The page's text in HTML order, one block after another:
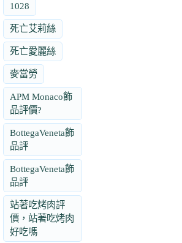
1028
死亡艾莉絲
死亡愛麗絲
麥當勞
APM Monaco飾
品評價?
BottegaVeneta飾
品評
BottegaVeneta飾
品評
站著吃烤肉評
價，站著吃烤肉
好吃嗎